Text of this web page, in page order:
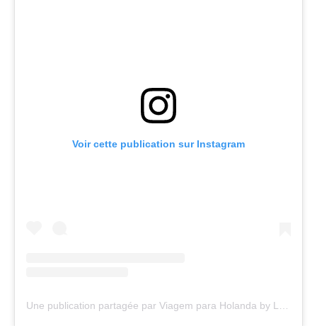
Voir cette publication sur Instagram